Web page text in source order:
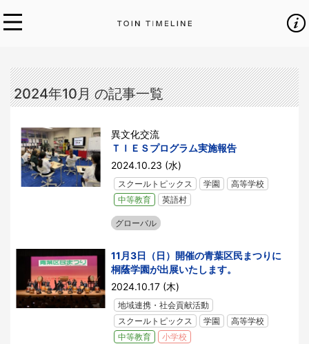
2024年10月 の記事一覧
異文化交流
ＴＩＥＳプログラム実施報告
2024.10.23 (水)
スクールトピックス 学園
高等学校
中等教育
英語村
グローバル
11月3日（日）開催の青葉区民まつりに
桐蔭学園が出展いたします。
2024.10.17 (木)
地域連携・社会貢献活動
スクールトピックス
学園
高等学校
中等教育
小学校